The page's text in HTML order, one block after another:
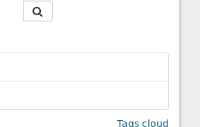
Tags cloud